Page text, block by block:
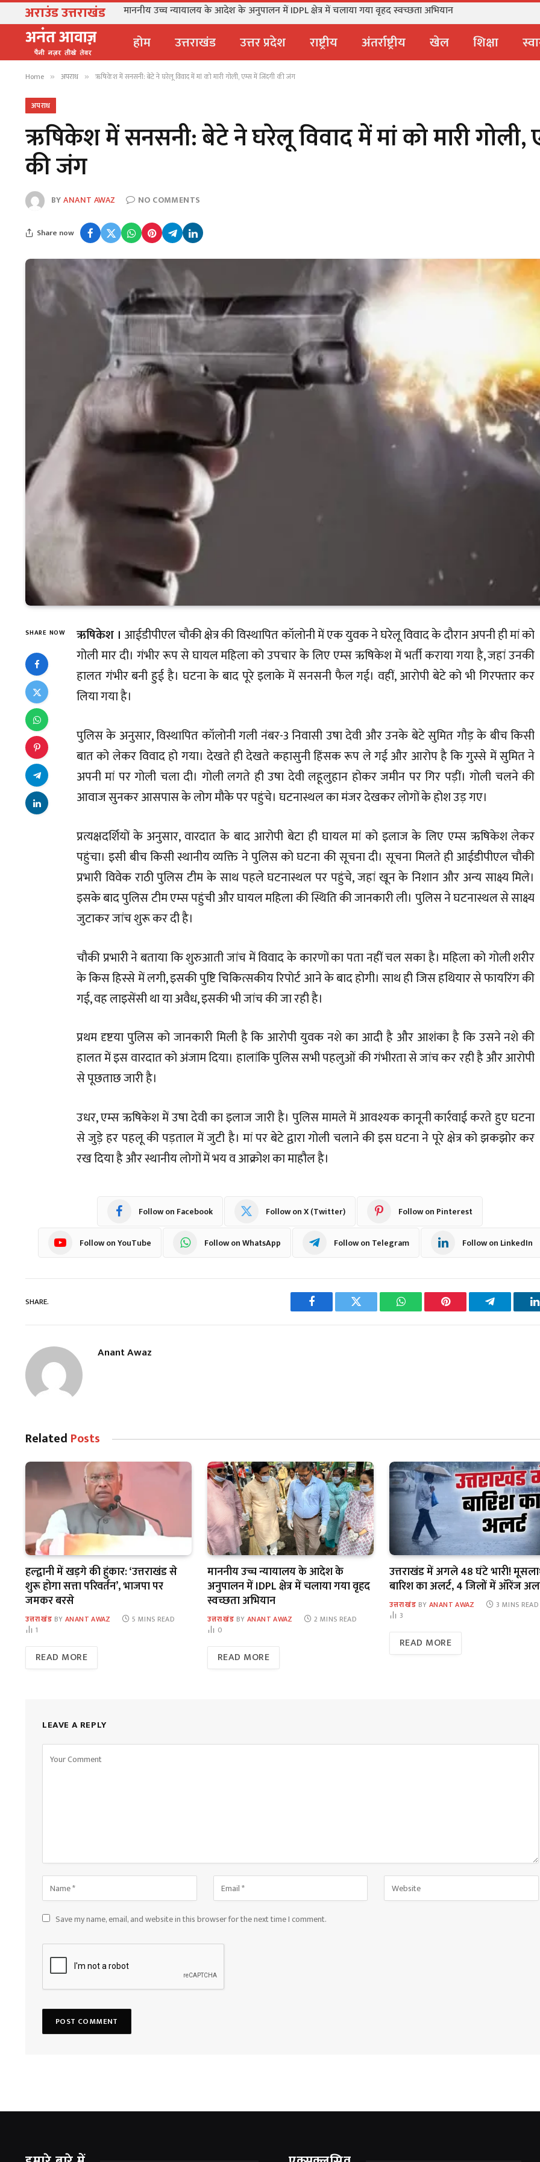
अराउंड उत्तराखंड माननीय उच्च न्यायालय के आदेश के अनुपालन में IDPL क्षेत्र में चलाया गया वृहद स्वच्छता अभियान
होम उत्तराखंड उत्तर प्रदेश राष्ट्रीय अंतर्राष्ट्रीय खेल शिक्षा
Home » अपराध » ऋषिकेश में सनसनी: बेटे ने घरेलू विवाद में मां को मारी गोली, एम्स में जिंदगी की जंग
अपराध
ऋषिकेश में सनसनी: बेटे ने घरेलू विवाद में मां को मारी गोली,
की जंग
BYANANT AWAZ NO COMMENTS
Share now
SHARE NOW ऋषिकेश । आईडीपीएल चौकी क्षेत्र की विस्थापित कॉलोनी में एक युवक ने घरेलू विवाद के दौरान अपनी ही मां को
गोली मार दी। गंभीर रूप से घायल महिला को उपचार के लिए एम्स ऋषिकेश में भर्ती कराया गया है, जहां उनकी
हालत गंभीर बनी हुई है। घटना के बाद पूरे इलाके में सनसनी फैल गई। वहीं, आरोपी बेटे को भी गिरफ्तार कर
लिया गया है।
पुलिस के अनुसार, विस्थापित कॉलोनी गली नंबर-3 निवासी उषा देवी और उनके बेटे सुमित गौड़ के बीच किसी
बात को लेकर विवाद हो गया। देखते ही देखते कहासुनी हिंसक रूप ले गई और आरोप है कि गुस्से में सुमित ने
अपनी मां पर गोली चला दी। गोली लगते ही उषा देवी लहूलुहान होकर जमीन पर गिर पड़ीं। गोली चलने की
आवाज सुनकर आसपास के लोग मौके पर पहुंचे। घटनास्थल का मंजर देखकर लोगों के होश उड़ गए।
प्रत्यक्षदर्शियों के अनुसार, वारदात के बाद आरोपी बेटा ही घायल मां को इलाज के लिए एम्स ऋषिकेश लेकर
पहुंचा। इसी बीच किसी स्थानीय व्यक्ति ने पुलिस को घटना की सूचना दी। सूचना मिलते ही आईडीपीएल चौकी
प्रभारी विवेक राठी पुलिस टीम के साथ पहले घटनास्थल पर पहुंचे, जहां खून के निशान और अन्य साक्ष्य मिले।
इसके बाद पुलिस टीम एम्स पहुंची और घायल महिला की स्थिति की जानकारी ली। पुलिस ने घटनास्थल से साक्ष्य
जुटाकर जांच शुरू कर दी है।
चौकी प्रभारी ने बताया कि शुरुआती जांच में विवाद के कारणों का पता नहीं चल सका है। महिला को गोली शरीर
के किस हिस्से में लगी, इसकी पुष्टि चिकित्सकीय रिपोर्ट आने के बाद होगी। साथ ही जिस हथियार से फायरिंग की
गई, वह लाइसेंसी था या अवैध, इसकी भी जांच की जा रही है।
प्रथम दृष्टया पुलिस को जानकारी मिली है कि आरोपी युवक नशे का आदी है और आशंका है कि उसने नशे की
हालत में इस वारदात को अंजाम दिया। हालांकि पुलिस सभी पहलुओं की गंभीरता से जांच कर रही है और आरोपी
से पूछताछ जारी है।
उधर, एम्स ऋषिकेश में उषा देवी का इलाज जारी है। पुलिस मामले में आवश्यक कानूनी कार्रवाई करते हुए घटना
से जुड़े हर पहलू की पड़ताल में जुटी है। मां पर बेटे द्वारा गोली चलाने की इस घटना ने पूरे क्षेत्र को झकझोर कर
रख दिया है और स्थानीय लोगों में भय व आक्रोश का माहौल है।
Follow on Facebook Follow on X (Twitter) Follow on Pinterest
Follow on YouTube Follow on WhatsApp Follow on Telegram Follow on LinkedIn
SHARE.
Facebook Twitter WhatsAppPinterest Telegram
Anant Awaz
Related Posts
हल्द्वानी में खड़गे की हुंकार: ‘उत्तराखंड से
शुरू होगा सत्ता परिवर्तन’, भाजपा पर
जमकर बरसे
उत्तराखंड BY ANANT AWAZ
5 MINS READ
1
READ MORE
माननीय उच्च न्यायालय के आदेश के
अनुपालन में IDPL क्षेत्र में चलाया गया वृहद
स्वच्छता अभियान
उत्तराखंड BY ANANT AWAZ
2 MINS READ
0
READ MORE
उत्तराखंड में अगले 48 घंटे भारी!
बारिश का अलर्ट, 4 जिलों में ऑरेंज
उत्तराखंड BY ANANT AWAZ
3 MINS READ
3
READ MORE
LEAVE A REPLY
Save my name, email, and website in this browser for the next time I comment.